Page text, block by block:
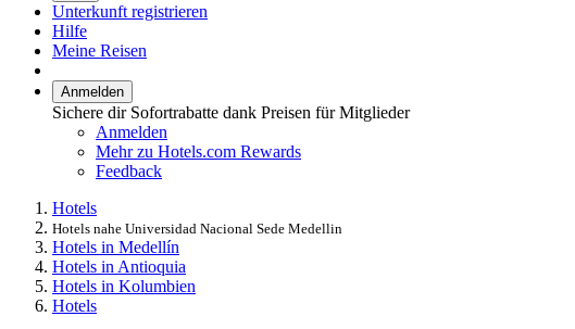
Unterkunft registrieren
Hilfe
Meine Reisen
Anmelden
Sichere dir Sofortrabatte dank Preisen für Mitglieder
Anmelden
Mehr zu Hotels.com Rewards
Feedback
Hotels
Hotels nahe Universidad Nacional Sede Medellin
Hotels in Medellín
Hotels in Antioquia
Hotels in Kolumbien
Hotels